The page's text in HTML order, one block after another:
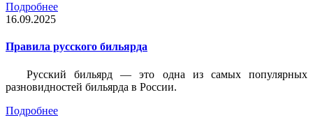
Подробнее
16.09.2025
Правила русского бильярда
Русский бильярд — это одна из самых популярных
разновидностей бильярда в России.
Подробнее